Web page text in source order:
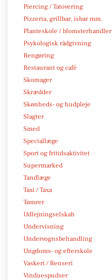
Piercing / Tatovering
Pizzeria, grillbar, isbar mm.
Planteskole / blomsterhandler
Psykologisk rådgivning
Rengøring
Restaurant og café
Skomager
Skrædder
Skønheds- og hudpleje
Slagter
Smed
Speciallæge
Sport og fritidsaktivitet
Supermarked
Tandlæge
Taxi / Taxa
Tømrer
Udlejningselskab
Undervisning
Undervognsbehandling
Ungdoms- og efterskole
Vaskeri / Renseri
Vinduespudser